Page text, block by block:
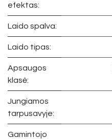
efektas:
Laido spalva:
Laido tipas:
Apsaugos
klasė:
Jungiamos
tarpusavyje:
Gamintojo